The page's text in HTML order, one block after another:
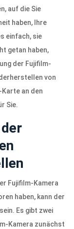
auf die Sie
haben, Ihre
einfach, sie
getan haben,
der Fujifilm-
von
an den
Sie.
Fujifilm-Kamera
haben, kann der
Es gibt zwei
Kamera zunächst